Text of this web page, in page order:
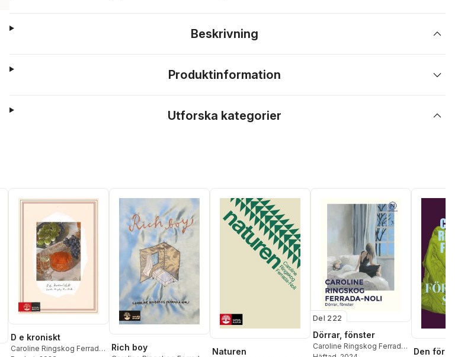
Beskrivning
Produktinformation
Utforska kategorier
D e kroniskt
Caroline Ringskog Ferrada-
Rich boy Naturen
Del 222
Dörrar, fönster
Caroline Ringskog Ferrada-
Den